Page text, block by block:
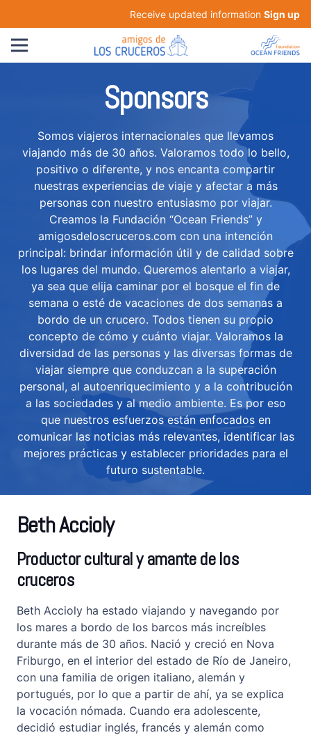
Receive updated information Sign up
Sponsors
Somos viajeros internacionales que llevamos
viajando más de 30 años. Valoramos todo lo bello,
positivo o diferente, y nos encanta compartir
nuestras experiencias de viaje y afectar a más
personas con nuestro entusiasmo por viajar.
Creamos la Fundación “Ocean Friends” y
amigosdeloscruceros.com con una intención
principal: brindar información útil y de calidad sobre
los lugares del mundo. Queremos alentarlo a viajar,
ya sea que elija caminar por el bosque el fin de
semana o esté de vacaciones de dos semanas a
bordo de un crucero. Todos tienen su propio
concepto de cómo y cuánto viajar. Valoramos la
diversidad de las personas y las diversas formas de
viajar siempre que conduzcan a la superación
personal, al autoenriquecimiento y a la contribución
a las sociedades y al medio ambiente. Es por eso
que nuestros esfuerzos están enfocados en
comunicar las noticias más relevantes, identificar las
mejores prácticas y establecer prioridades para el
futuro sustentable.
Beth Accioly
Productor cultural y amante de los
cruceros
Beth Accioly ha estado viajando y navegando por
los mares a bordo de los barcos más increíbles
durante más de 30 años. Nació y creció en Nova
Friburgo, en el interior del estado de Río de Janeiro,
con una familia de origen italiano, alemán y
portugués, por lo que a partir de ahí, ya se explica
la vocación nómada. Cuando era adolescente,
decidió estudiar inglés, francés y alemán como